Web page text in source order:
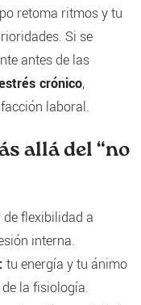
retoma ritmos y tu
Si se
antes de las
crónico,
laboral.
allá del “no
de flexibilidad a
interna.
tu energía y tu ánimo
la fisiología.